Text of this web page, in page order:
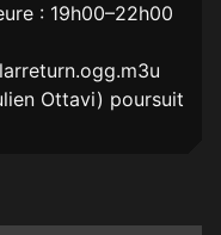
: 19h00–22h00
Ottavi) poursuit